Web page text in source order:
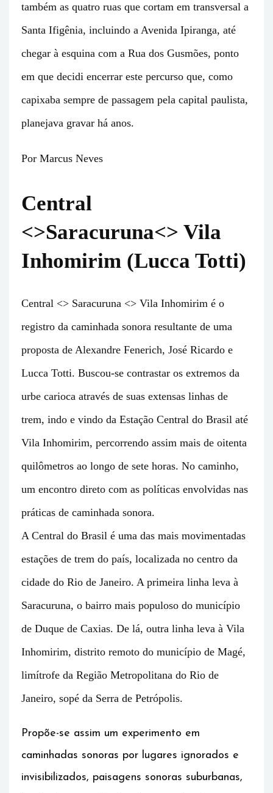
também as quatro ruas que cortam em transversal a
Santa Ifigênia, incluindo a Avenida Ipiranga, até
chegar à esquina com a Rua dos Gusmões, ponto
em que decidi encerrar este percurso que, como
capixaba sempre de passagem pela capital paulista,
planejava gravar há anos.
Por Marcus Neves
Central
<>Saracuruna<> Vila
Inhomirim (Lucca Totti)
Central <> Saracuruna <> Vila Inhomirim é o
registro da caminhada sonora resultante de uma
proposta de Alexandre Fenerich, José Ricardo e
Lucca Totti. Buscou-se contrastar os extremos da
urbe carioca através de suas extensas linhas de
trem, indo e vindo da Estação Central do Brasil até
Vila Inhomirim, percorrendo assim mais de oitenta
quilômetros ao longo de sete horas. No caminho,
um encontro direto com as políticas envolvidas nas
práticas de caminhada sonora.
A Central do Brasil é uma das mais movimentadas
estações de trem do país, localizada no centro da
cidade do Rio de Janeiro. A primeira linha leva à
Saracuruna, o bairro mais populoso do município
de Duque de Caxias. De lá, outra linha leva à Vila
Inhomirim, distrito remoto do município de Magé,
limítrofe da Região Metropolitana do Rio de
Janeiro, sopé da Serra de Petrópolis.
Propõe-se assim um experimento em
caminhadas sonoras por lugares ignorados e
invisibilizados, paisagens sonoras suburbanas,